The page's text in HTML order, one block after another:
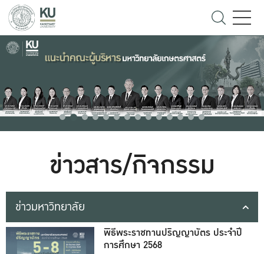
ข่าวสาร/กิจกรรม
ข่าวมหาวิทยาลัย
พิธีพระราชทานปริญญาบัตร ประจำปี
การศึกษา 2568